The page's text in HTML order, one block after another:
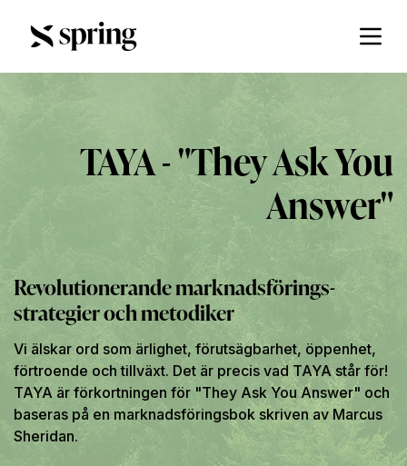
TAYA - "They Ask You
Answer"
Revolutionerande marknadsförings-
strategier och metodiker
Vi älskar ord som ärlighet,förutsägbarhet, öppenhet,
förtroende ochtillväxt. Det är precis vad TAYA står för!
TAYA är förkortningen för "They Ask You Answer" och
baseras på en marknadsföringsbok skriven av Marcus
Sheridan.